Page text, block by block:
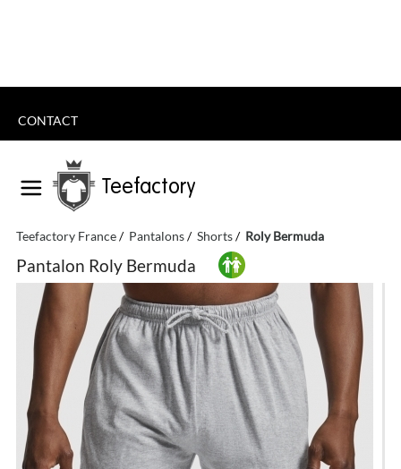
CONTACT
Teefactory
Teefactory France Pantalons Shorts Roly Bermuda
Pantalon Roly Bermuda